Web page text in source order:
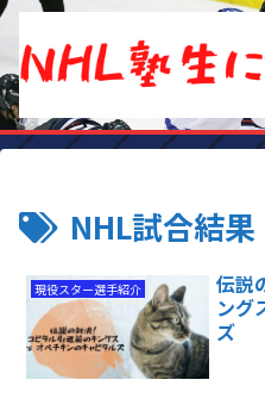
NHL試合結果
現役スター選手紹介
伝説
ング
ズ